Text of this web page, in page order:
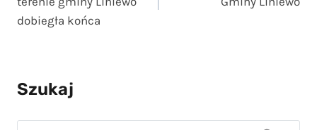
dobiegła końca
Szukaj